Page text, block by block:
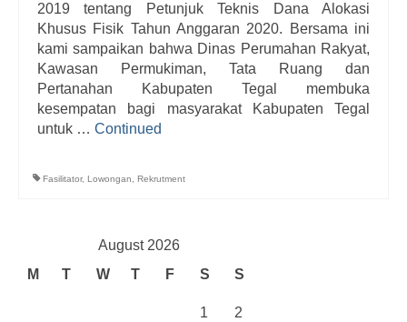
2019 tentang Petunjuk Teknis Dana Alokasi
Khusus Fisik Tahun Anggaran 2020. Bersama ini
kami sampaikan bahwa Dinas Perumahan Rakyat,
Kawasan Permukiman, Tata Ruang dan
Pertanahan Kabupaten Tegal membuka
kesempatan bagi masyarakat Kabupaten Tegal
untuk … Continued
Fasilitator, Lowongan, Rekrutment
August 2026
M
T W T F S S
1 2